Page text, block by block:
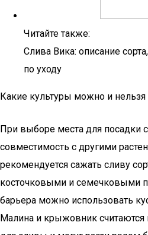
Читайте также:
Слива Вика: описание
по уходу
Какие культуры можно и
При выборе места для посадки
совместимость с другими
рекомендуется сажать сливу
косточковыми и семечковыми
барьера можно использовать
Малина и крыжовник